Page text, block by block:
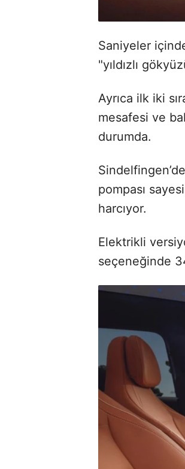
Saniyeler
"yıldızlı
Ayrıca ilk iki
mesafesi ve
durumda.
pompası
harcıyor.
Elektrikli
seçeneğinde